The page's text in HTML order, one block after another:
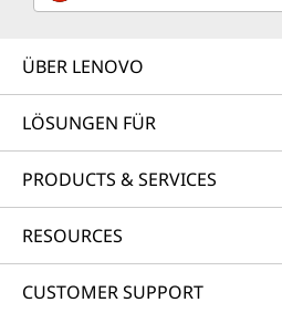
ÜBER LENOVO
LÖSUNGEN FÜR
PRODUCTS & SERVICES
RESOURCES
CUSTOMER SUPPORT